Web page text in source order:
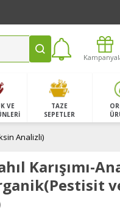
VE
TAZE
SEPETLER
Analizli)
Karışımı-